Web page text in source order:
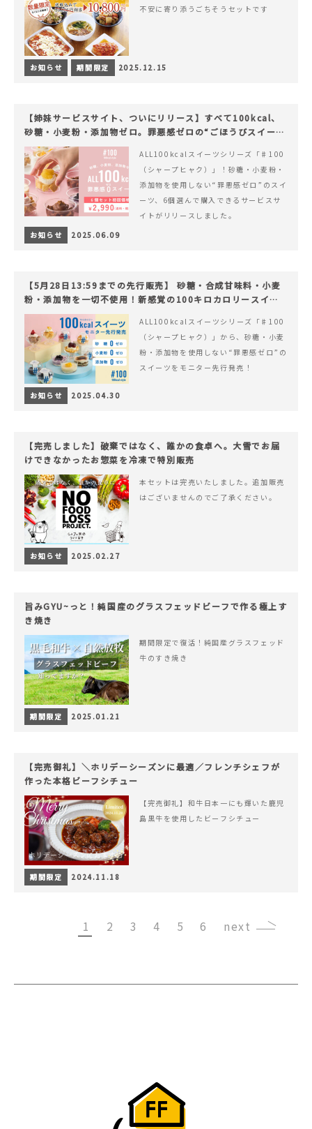
不安に寄り添うごちそうセットです
お知らせ 期間限定 2025.12.15
【姉妹サービスサイト、ついにリリース】すべて100kcal、
砂糖・小麦粉・添加物ゼロ。罪悪感ゼロの“ごほうびスイー
ツ”『#100（シャープ100）』
ALL100kcalスイーツシリーズ「♯100
（シャープヒャク）」！砂糖・小麦粉・
添加物を使用しない“罪悪感ゼロ”のスイ
ーツ、6個選んで購入できるサービスサ
イトがリリースしました。
お知らせ
2025.06.09
【5月28日13:59までの先行販売】 砂糖・合成甘味料・小麦
粉・添加物を一切不使用！新感覚の100キロカロリースイー
ツでヘルシーライフを。
ALL100kcalスイーツシリーズ「♯100
（シャープヒャク）」から、砂糖・小麦
粉・添加物を使用しない“罪悪感ゼロ”の
スイーツをモニター先行発売！
お知らせ 2025.04.30
【完売しました】破棄ではなく、誰かの食卓へ。大雪でお届
けできなかったお惣菜を冷凍で特別販売
本セットは完売いたしました。追加販売
はございませんのでご了承ください。
お知らせ 2025.02.27
旨みGYU~っと！純国産のグラスフェッドビーフで作る極上す
き焼き
期間限定で復活！純国産グラスフェッド
牛のすき焼き
期間限定 2025.01.21
【完売御礼】＼ホリデーシーズンに最適／フレンチシェフが
作った本格ビーフシチュー
【完売御礼】和牛日本一にも輝いた鹿児
島黒牛を使用したビーフシチュー
期間限定 2024.11.18
1 2 3 4 5 6 ›